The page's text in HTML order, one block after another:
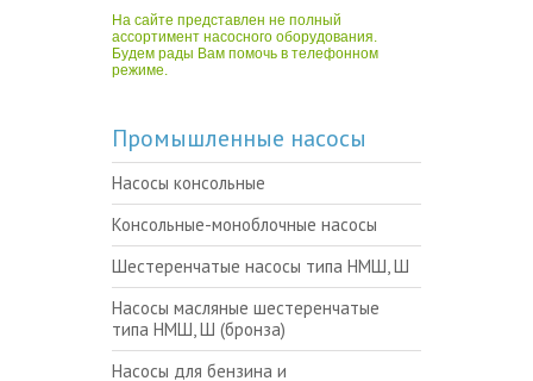
На сайте представлен не полный
ассортимент насосного оборудования.
Будем рады Вам помочь в телефонном
режиме.
Промышленные насосы
Насосы консольные
Консольные-моноблочные насосы
Шестеренчатые насосы типа НМШ, Ш
Насосы масляные шестеренчатые
типа НМШ, Ш (бронза)
Насосы для бензина и